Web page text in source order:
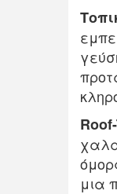
μια